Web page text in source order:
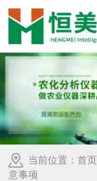
当前位置： 首页
意事项